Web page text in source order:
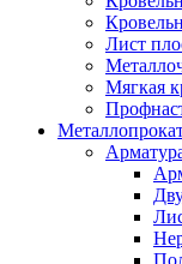
Лист
Мягкая